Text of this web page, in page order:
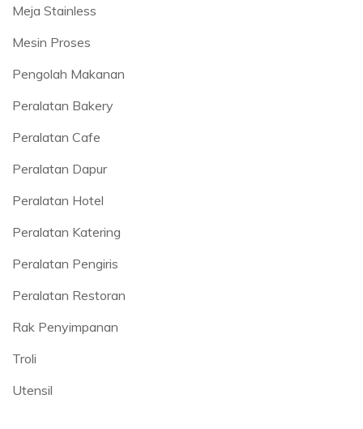
Meja Stainless
Mesin Proses
Pengolah Makanan
Peralatan Bakery
Peralatan Cafe
Peralatan Dapur
Peralatan Hotel
Peralatan Katering
Peralatan Pengiris
Peralatan Restoran
Rak Penyimpanan
Troli
Utensil